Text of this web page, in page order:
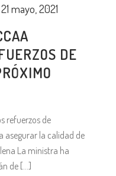
21 mayo, 2021
DE
refuerzos de
asegurar la calidad de
La ministra ha
de [...]